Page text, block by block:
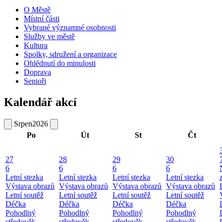
O Městě
Místní části
Vybrané významné osobnosti
Služby ve městě
Kultura
Spolky, sdružení a organizace
Ohlédnutí do minulosti
Doprava
Senioři
Kalendář akcí
Srpen2026
Po
Út St Čt
27
6
Letní stezka
Výstava obrazů
Letní soutěž
Déčka
Pohodlný
28
6
Letní stezka
Výstava obrazů
Letní soutěž
Déčka
Pohodlný
29
6
Letní stezka
Výstava obrazů
Letní soutěž
Déčka
Pohodlný
30
6
Letní stezka
Výstava obrazů
Letní soutěž
Déčka
Pohodlný